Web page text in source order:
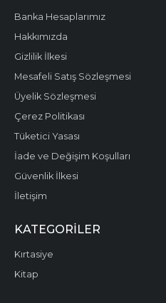
Banka Hesaplarımız
Hakkımızda
Gizlilik İlkesi
Mesafeli Satış Sözleşmesi
Üyelik Sözleşmesi
Çerez Politikası
Tüketici Yasası
İade ve Değişim Koşulları
Güvenlik İlkesi
İletişim
KATEGORILER
Kırtasiye
Kitap